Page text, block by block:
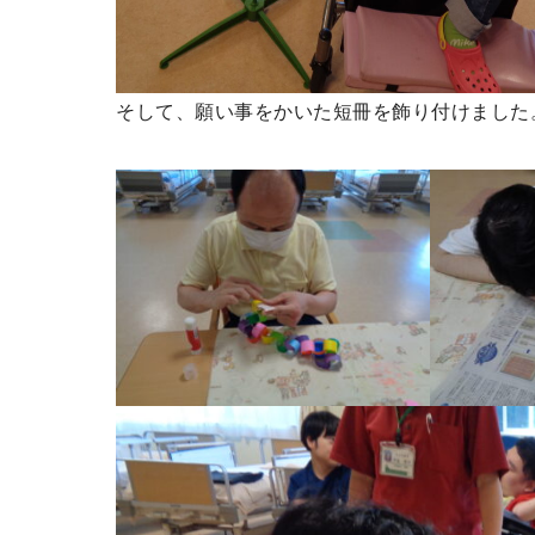
そして、願い事をかいた短冊を飾り付けました